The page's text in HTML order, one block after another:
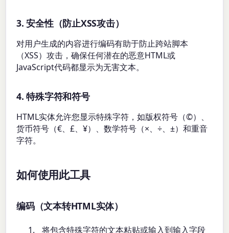
3. 安全性（防止XSS攻击）
对用户生成的内容进行编码有助于防止跨站脚本
（XSS）攻击，确保任何潜在的恶意HTML或
JavaScript代码都显示为无害文本。
4. 特殊字符和符号
HTML实体允许您显示特殊字符，如版权符号（©）、
货币符号（€、£、¥）、数学符号（×、÷、±）和重音
字符。
如何使用此工具
编码（文本转HTML实体）
将包含特殊字符的文本粘贴或输入到输入字段